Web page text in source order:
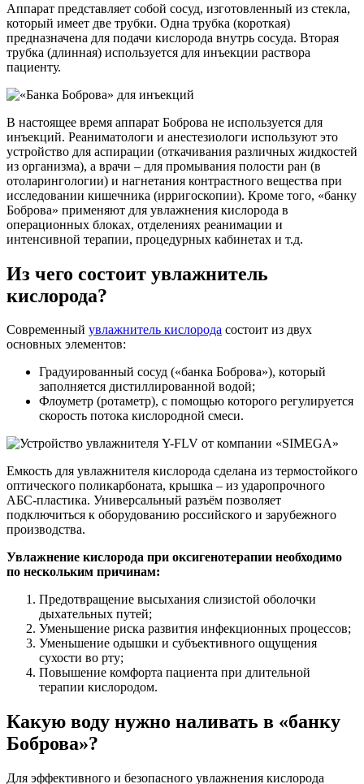
Аппарат представляет собой сосуд, изготовленный из стекла,
который имеет две трубки. Одна трубка (короткая)
предназначена для подачи кислорода внутрь сосуда. Вторая
трубка (длинная) используется для инъекции раствора
пациенту.
В настоящее время аппарат Боброва не используется для
инъекций. Реаниматологи и анестезиологи используют это
устройство для аспирации (откачивания различных жидкостей
из организма), а врачи – для промывания полости ран (в
отоларингологии) и нагнетания контрастного вещества при
исследовании кишечника (ирригоскопии). Кроме того, «банку
Боброва» применяют для увлажнения кислорода в
операционных блоках, отделениях реанимации и
интенсивной терапии, процедурных кабинетах и т.д.
Из чего состоит увлажнитель
кислорода?
Современный увлажнитель кислорода состоит из двух
основных элементов:
Градуированный сосуд («банка Боброва»), который
заполняется дистиллированной водой;
Флоуметр (ротаметр), с помощью которого регулируется
скорость потока кислородной смеси.
Емкость для увлажнителя кислорода сделана из термостойкого
оптического поликарбоната, крышка – из ударопрочного
АБС-пластика. Универсальный разъём позволяет
подключиться к оборудованию российского и зарубежного
производства.
Увлажнение кислорода при оксигенотерапии необходимо
по нескольким причинам:
Предотвращение высыхания слизистой оболочки
дыхательных путей;
Уменьшение риска развития инфекционных процессов;
Уменьшение одышки и субъективного ощущения
сухости во рту;
Повышение комфорта пациента при длительной
терапии кислородом.
Какую воду нужно наливать в «банку
Боброва»?
Для эффективного и безопасного увлажнения кислорода